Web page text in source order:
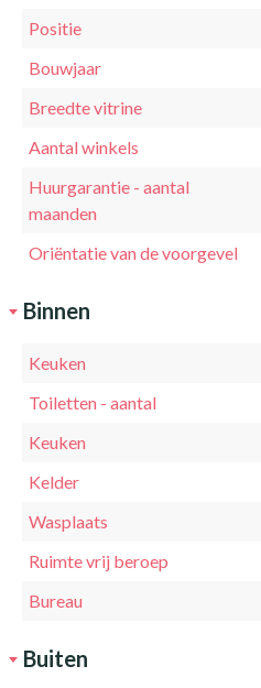
Positie
Bouwjaar
Breedte vitrine
Aantal winkels
Huurgarantie - aantal
maanden
Oriëntatie van de voorgevel
Binnen
Keuken
Toiletten - aantal
Keuken
Kelder
Wasplaats
Ruimte vrij beroep
Bureau
Buiten